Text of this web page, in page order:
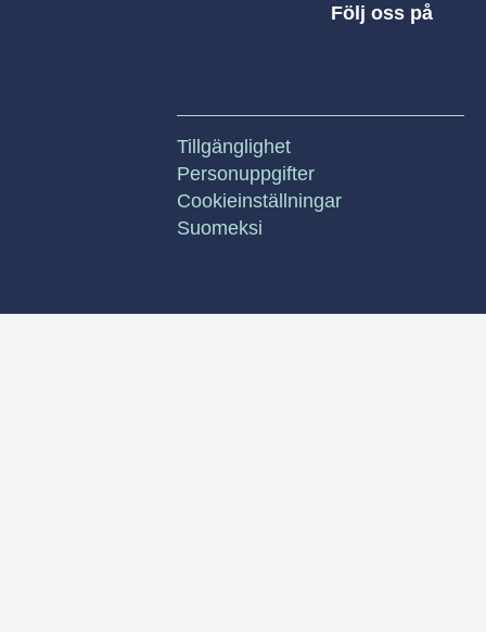
Följ oss på
Tillgänglighet
Personuppgifter
Cookieinställningar
Suomeksi